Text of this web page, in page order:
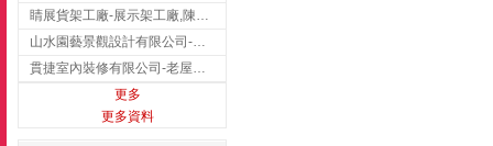
睛展貨架工廠-展示架工廠,陳列架,台中展示架工廠
山水園藝景觀設計有限公司-景觀工程,景觀設計,新竹園藝工程,新竹景觀設計
貫捷室內裝修有限公司-老屋翻新工程,台中老屋翻新工程,台中舊屋翻新
更多
更多資料